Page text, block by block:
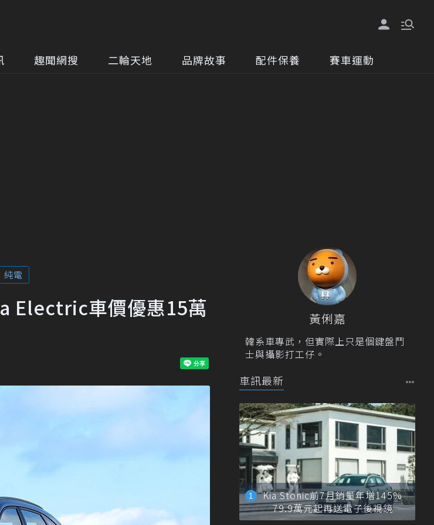
趣聞網搜 二輪天地 品牌故事 配件保養 賽車運動
純電
Electric車價優惠15萬
黃俐嘉
韓系車專武，但實際上只是個鍵盤鬥
士與攝影打工仔。
車訊最新
Kia Stonic前7月銷量年增145%
79.9萬元起再送電子後視鏡